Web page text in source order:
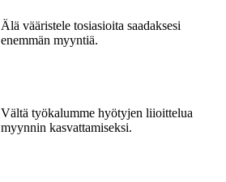
Älä vääristele tosiasioita saadaksesi
enemmän myyntiä.
Vältä työkalumme hyötyjen liioittelua
myynnin kasvattamiseksi.